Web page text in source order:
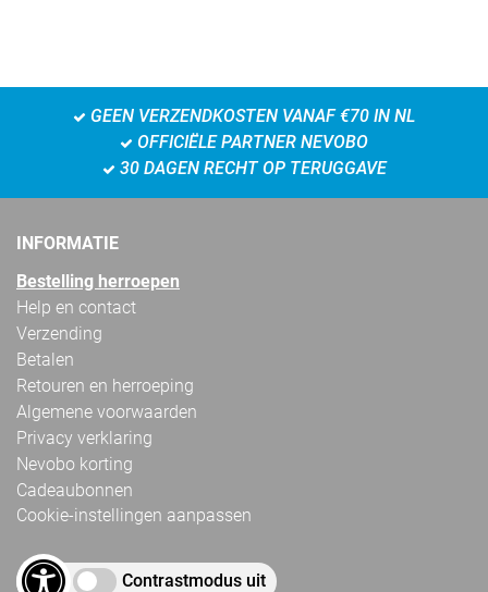
GEEN VERZENDKOSTEN VANAF €70 IN NL
OFFICIËLE PARTNER NEVOBO
30 DAGEN RECHT OP TERUGGAVE
INFORMATIE
Bestelling herroepen
Help en contact
Verzending
Betalen
Retouren en herroeping
Algemene voorwaarden
Privacy verklaring
Nevobo korting
Cadeaubonnen
Cookie-instellingen aanpassen
Contrastmodus uit